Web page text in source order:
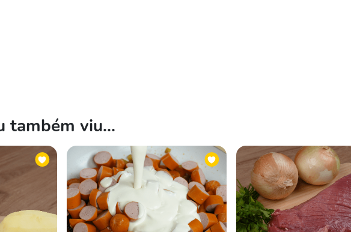
também viu...